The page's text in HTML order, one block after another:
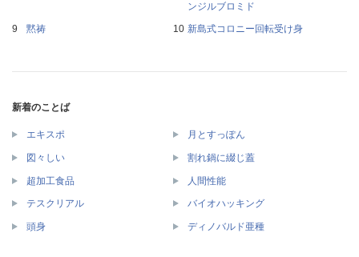
ンジルブロミド
黙祷
新島式コロニー回転受け身
新着のことば
エキスポ 月とすっぽん
図々しい 割れ鍋に綴じ蓋
超加工食品 人間性能
テスクリアル バイオハッキング
頭身 ディノバルド亜種